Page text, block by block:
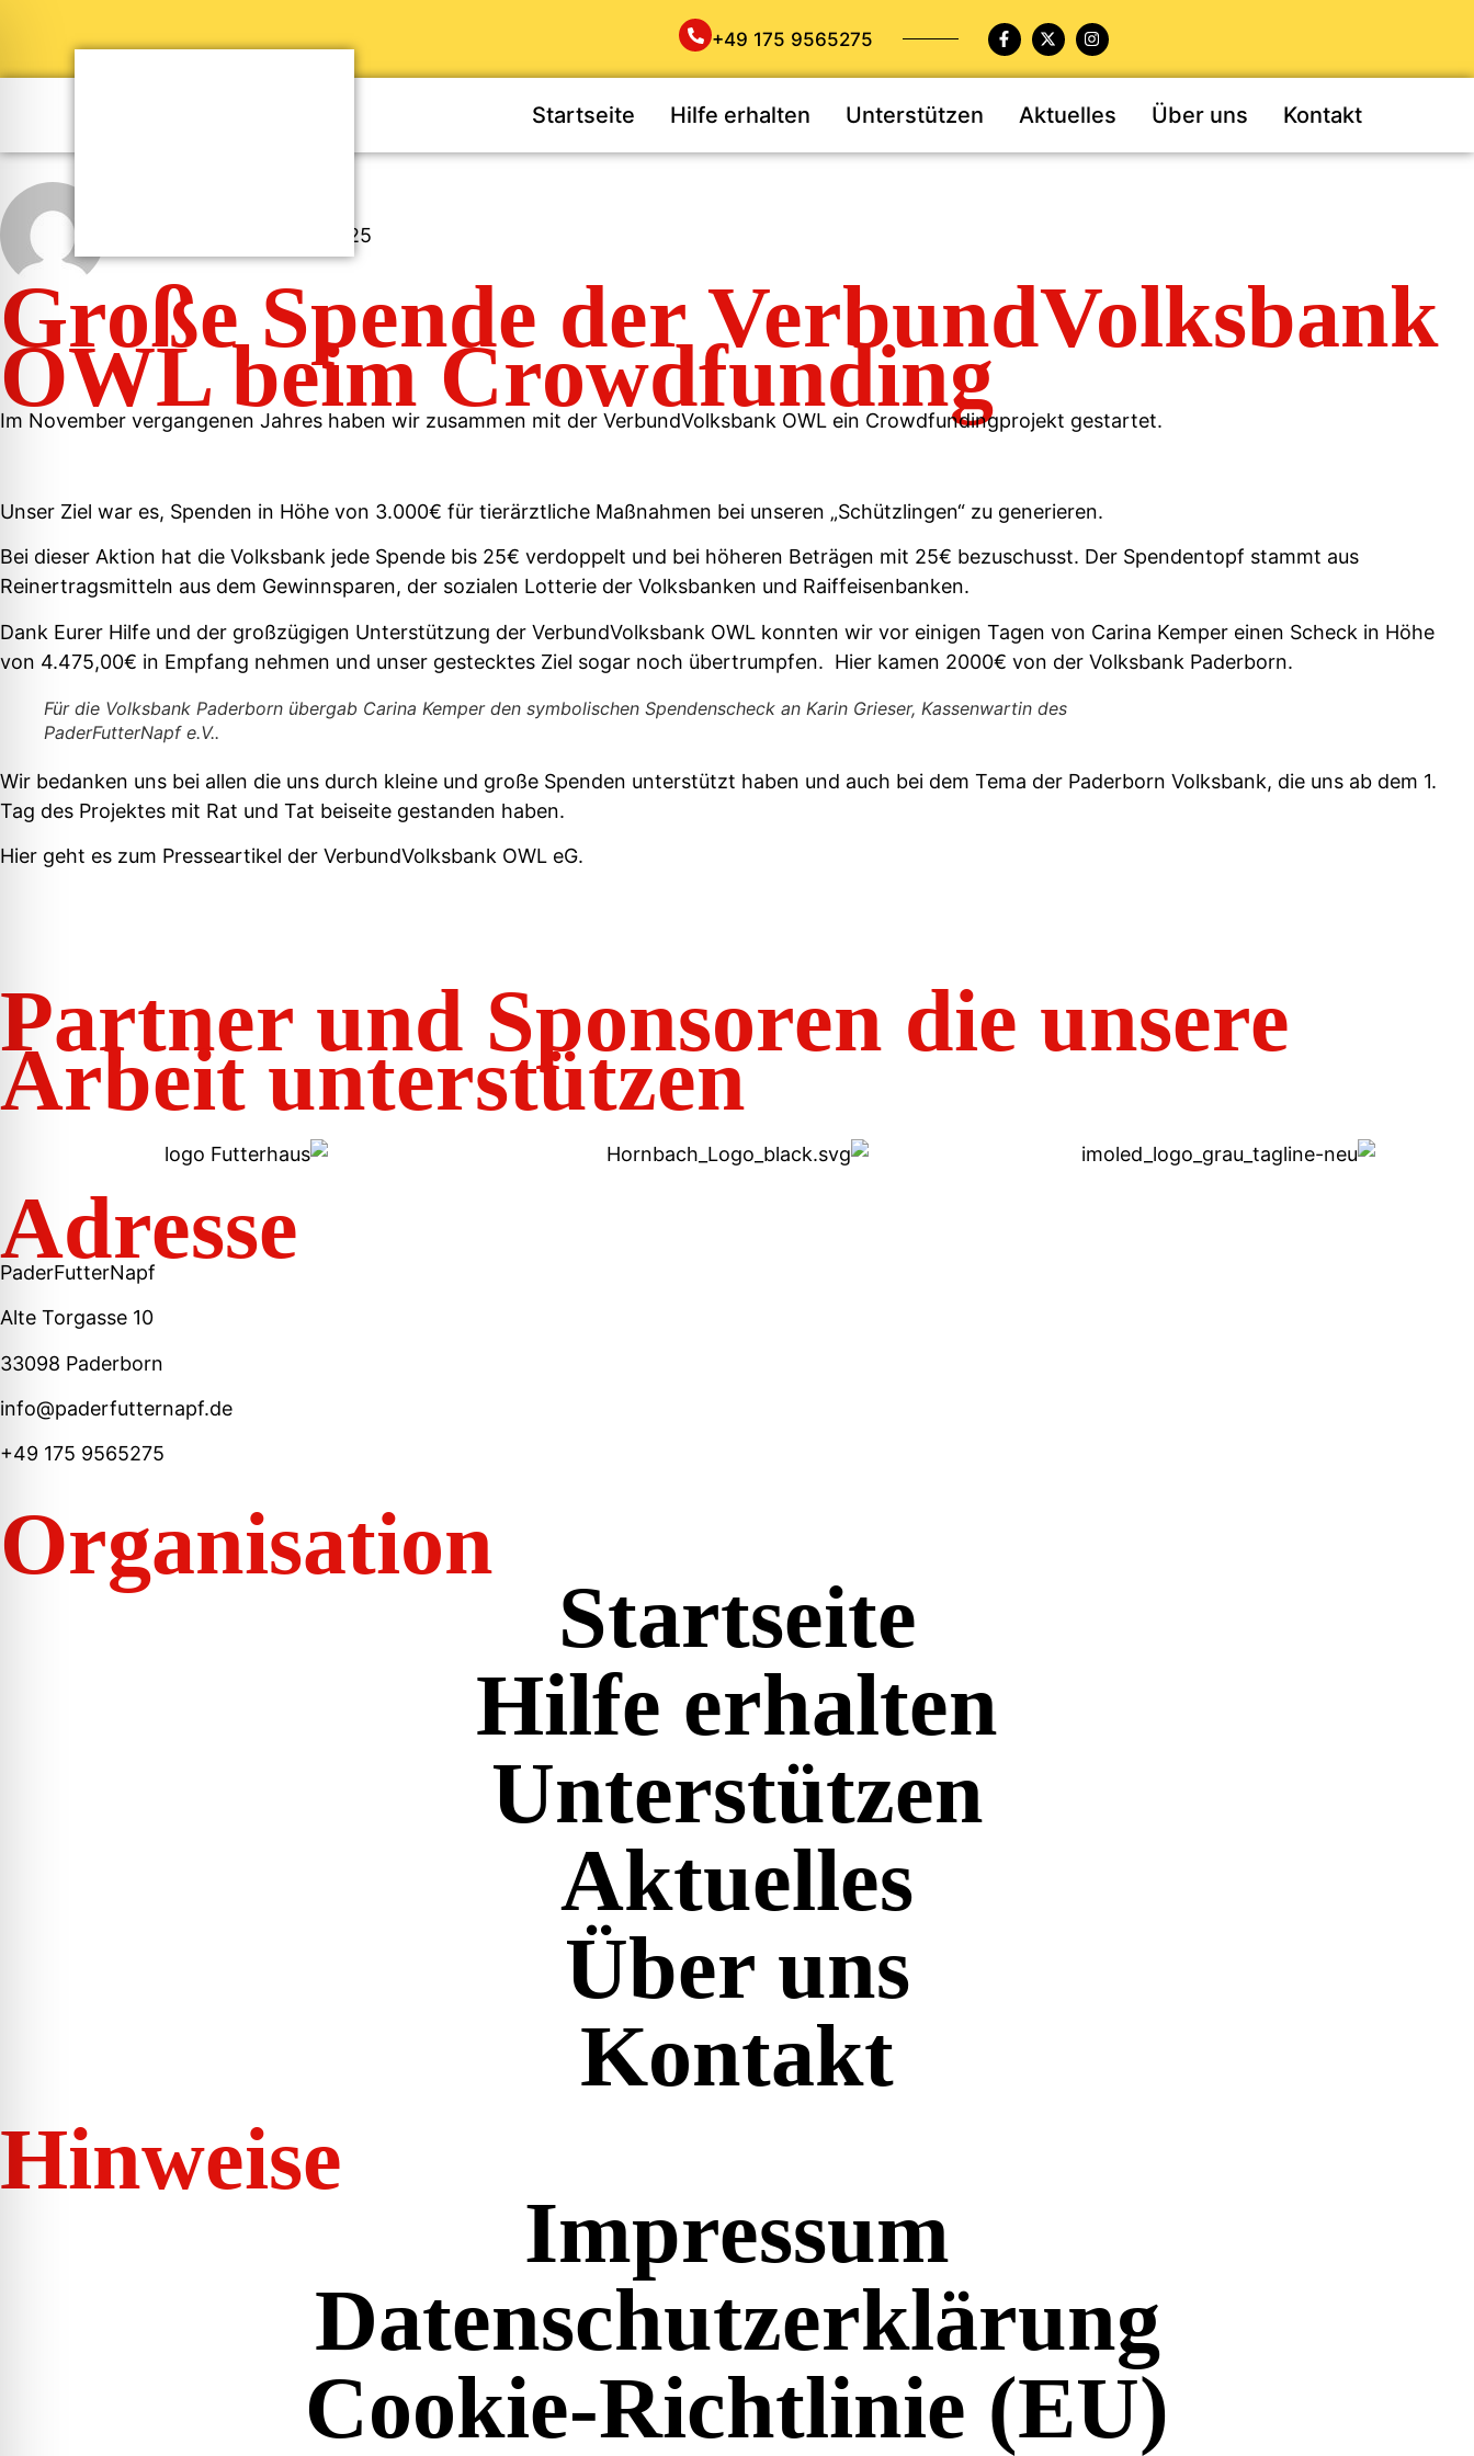
+49 175 9565275
Startseite Hilfe erhalten Unterstützen Aktuelles Über uns Kontakt
Mai 1, 2025
Große Spende der VerbundVolksbank
OWL beim Crowdfunding
Im November vergangenen Jahres haben wir zusammen mit der VerbundVolksbank OWL ein Crowdfundingprojekt gestartet.
Unser Ziel war es, Spenden in Höhe von 3.000€ für tierärztliche Maßnahmen bei unseren „Schützlingen“ zu generieren.
Bei dieser Aktion hat die Volksbank jede Spende bis 25€ verdoppelt und bei höheren Beträgen mit 25€ bezuschusst. Der Spendentopf stammt aus
Reinertragsmitteln aus dem Gewinnsparen, der sozialen Lotterie der Volksbanken und Raiffeisenbanken.
Dank Eurer Hilfe und der großzügigen Unterstützung der VerbundVolksbank OWL konnten wir vor einigen Tagen von Carina Kemper einen Scheck in Höhe
von 4.475,00€ in Empfang nehmen und unser gestecktes Ziel sogar noch übertrumpfen. Hier kamen 2000€ von der Volksbank Paderborn.
Für die Volksbank Paderborn übergab Carina Kemper den symbolischen Spendenscheck an Karin Grieser, Kassenwartin des
PaderFutterNapf e.V..
Wir bedanken uns bei allen die uns durch kleine und große Spenden unterstützt haben und auch bei dem Tema der Paderborn Volksbank, die uns ab dem 1.
Tag des Projektes mit Rat und Tat beiseite gestanden haben.
Hier geht es zum Presseartikel der VerbundVolksbank OWL eG.
Partner und Sponsoren die unsere
Arbeit unterstützen
Adresse
PaderFutterNapf
Alte Torgasse 10
33098 Paderborn
info@paderfutternapf.de
+49 175 9565275
Organisation
Startseite
Hilfe erhalten
Unterstützen
Aktuelles
Über uns
Kontakt
Hinweise
Impressum
Datenschutzerklärung
Cookie-Richtlinie (EU)